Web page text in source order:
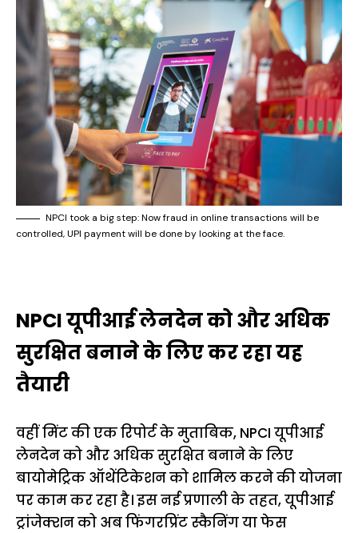
NPCI took a big step: Now fraud in online transactions will be
controlled, UPI payment will be done by looking at the face.
NPCI यूपीआई लेनदेन को और अधिक
सुरक्षित बनाने के लिए कर रहा यह
तैयारी
वहीं मिंट की एक रिपोर्ट के मुताबिक, NPCI यूपीआई
लेनदेन को और अधिक सुरक्षित बनाने के लिए
बायोमेट्रिक ऑथेंटिकेशन को शामिल करने की योजना
पर काम कर रहा है। इस नई प्रणाली के तहत, यूपीआई
ट्रांजेक्शन को अब फिंगरप्रिंट स्कैनिंग या फेस